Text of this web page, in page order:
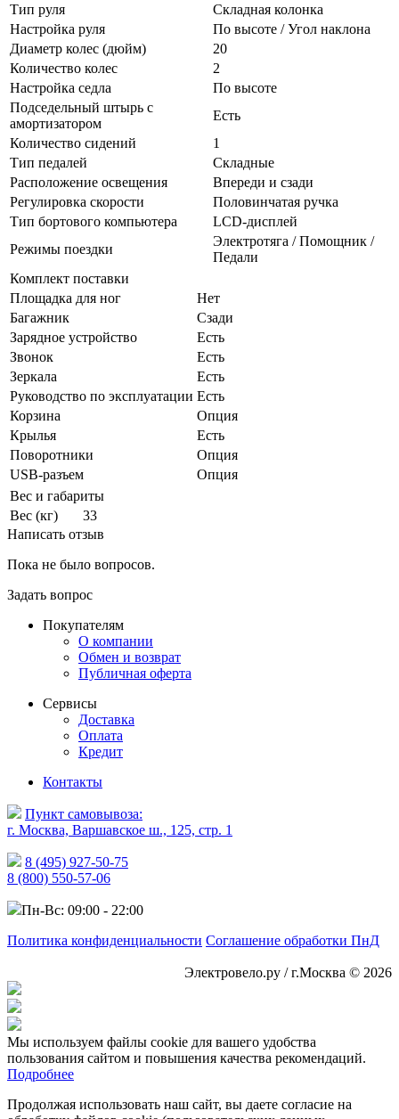
Тип руля
Складная колонка
Настройка руля
По высоте / Угол наклона
Диаметр колес (дюйм)
20
Количество колес
2
Настройка седла
По высоте
Подседельный штырь с
амортизатором
Есть
Количество сидений
1
Тип педалей
Складные
Расположение освещения
Впереди и сзади
Регулировка скорости
Половинчатая ручка
Тип бортового компьютера
LCD-дисплей
Режимы поездки
Электротяга / Помощник /
Педали
Комплект поставки
Площадка для ног
Нет
Багажник
Сзади
Зарядное устройство
Есть
Звонок
Есть
Зеркала
Есть
Руководство по эксплуатации Есть
Корзина
Опция
Крылья
Есть
Поворотники
Опция
USB-разъем
Опция
Вес и габариты
Вес (кг)
33
Написать отзыв
Пока не было вопросов.
Задать вопрос
Покупателям
О компании
Обмен и возврат
Публичная оферта
Сервисы
Доставка
Оплата
Кредит
Контакты
Пункт самовывоза:
г. Москва, Варшавское ш., 125, стр. 1
8 (495) 927-50-75
8 (800) 550-57-06
Пн-Вс: 09:00 - 22:00
Политика конфиденциальности Соглашение обработки ПнД
Электровело.ру / г.Москва © 2026
Мы используем файлы cookie для вашего удобства
пользования сайтом и повышения качества рекомендаций.
Подробнее
Продолжая использовать наш сайт, вы даете согласие на